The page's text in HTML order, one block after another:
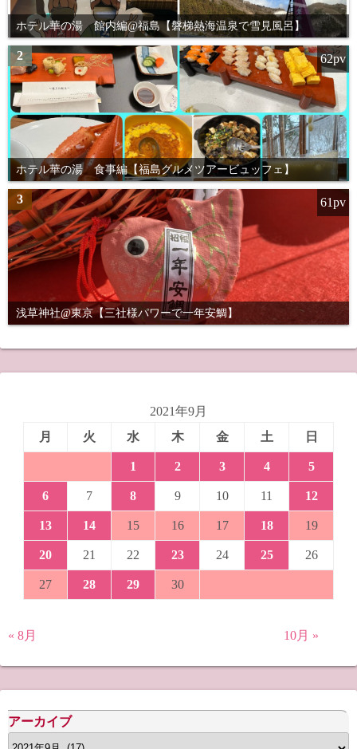
ホテル華の湯 館内編@福島【磐梯熱海温泉で雪見風呂】
2
ホテル華の湯 食事編【福島グルメツアービュッフェ】
62pv
3
浅草神社@東京【三社様パワーで一年安鯛】
61pv
2021年9月
月
火 水 木 金 土 日
1 2 3 4 5
6 7 8 9 10 11 12
13 14 15 16 17 18 19
20 21 22 23 24 25 26
27 28 29 30
« 8月 10月 »
アーカイブ
ア